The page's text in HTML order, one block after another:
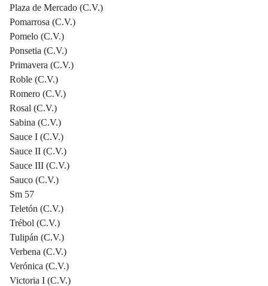
Plaza de Mercado (C.V.)
Pomarrosa (C.V.)
Pomelo (C.V.)
Ponsetia (C.V.)
Primavera (C.V.)
Roble (C.V.)
Romero (C.V.)
Rosal (C.V.)
Sabina (C.V.)
Sauce I (C.V.)
Sauce II (C.V.)
Sauce III (C.V.)
Sauco (C.V.)
Sm 57
Teletón (C.V.)
Trébol (C.V.)
Tulipán (C.V.)
Verbena (C.V.)
Verónica (C.V.)
Victoria I (C.V.)